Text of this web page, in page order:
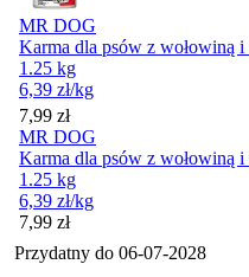
MR DOG
Karma dla psów z wołowiną
1.25 kg
6,39 zł/kg
Cena
7,99 zł
MR DOG
Karma dla psów z wołowiną
1.25 kg
6,39 zł/kg
Cena
7,99 zł
Przydatny do 06-07-2028